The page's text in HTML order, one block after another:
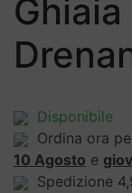
Disponibile
Ordina ora
10 Agosto e
Spedizione